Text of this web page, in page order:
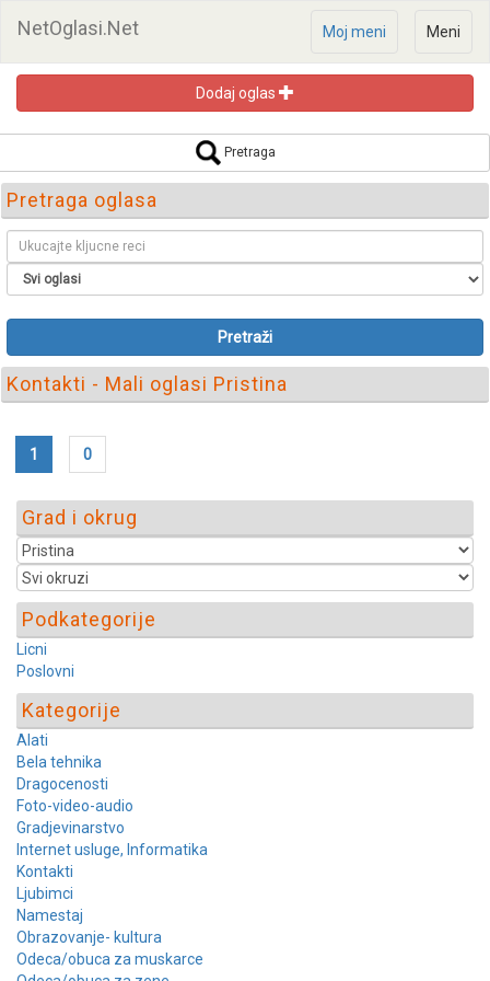
NetOglasi.Net Meni
Moj meni
Dodaj oglas
Pretraga
Pretraga oglasa
Pretraži
Kontakti - Mali oglasi Pristina
1 0
Grad i okrug
Podkategorije
Licni
Poslovni
Kategorije
Alati
Bela tehnika
Dragocenosti
Foto-video-audio
Gradjevinarstvo
Internet usluge, Informatika
Kontakti
Ljubimci
Namestaj
Obrazovanje- kultura
Odeca/obuca za muskarce